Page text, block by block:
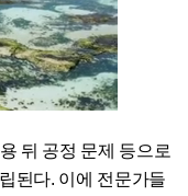
뒤 공정 문제 등으로
된다. 이에 전문가들